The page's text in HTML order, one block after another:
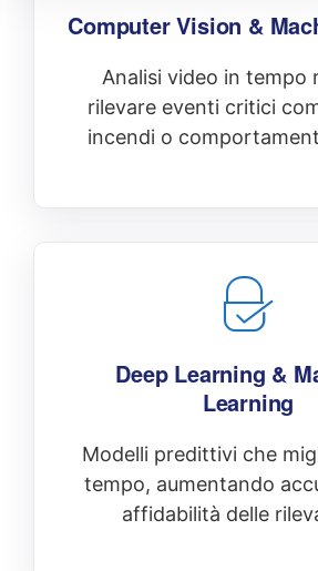
Computer Vision &
Analisi video in tempo
rilevare eventi critici
incendi o
Deep Learning &
Learning
Modelli predittivi che
tempo, aumentando
affidabilità delle